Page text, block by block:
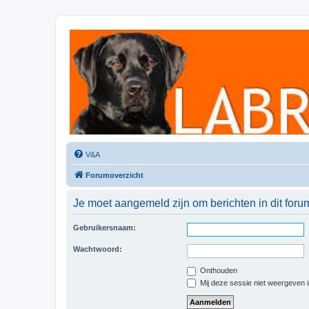
Labradorforum
Het gezelligste Labradorforum van Nederland en België!
V&A
Forumoverzicht
Je moet aangemeld zijn om berichten in dit
Gebruikersnaam:
Wachtwoord:
Onthouden
Mij deze sessie niet weergeven